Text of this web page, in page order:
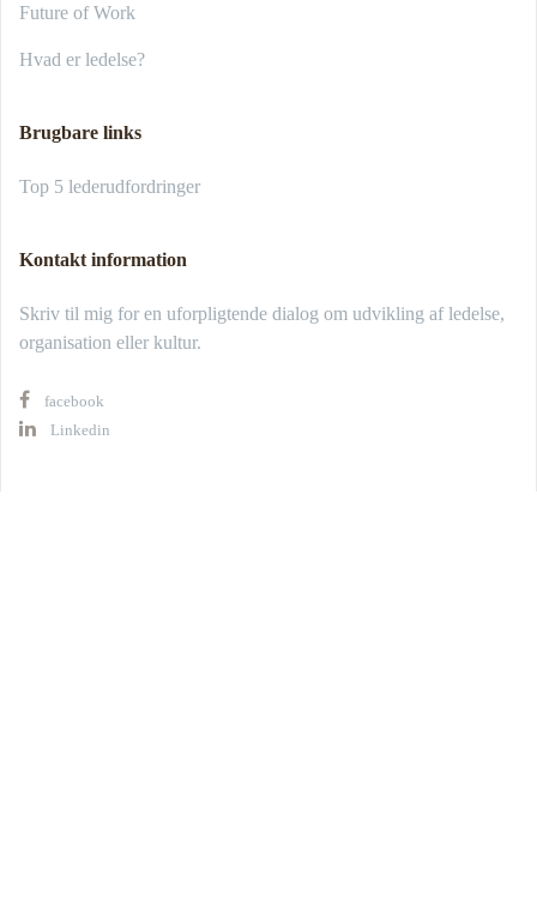
Future of Work
Hvad er ledelse?
Brugbare links
Top 5 lederudfordringer
Kontakt information
Skriv til mig for en uforpligtende dialog om udvikling af ledelse,
organisation eller kultur.
facebook
Linkedin